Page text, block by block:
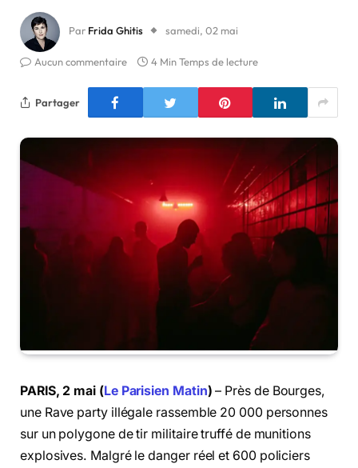
Par Frida Ghitis samedi, 02 mai
Aucun commentaire 4 Min Temps de lecture
Partager
PARIS, 2 mai (Le Parisien Matin) – Près de Bourges,
une Rave party illégale rassemble 20 000 personnes
sur un polygone de tir militaire truffé de munitions
explosives. Malgré le danger réel et 600 policiers